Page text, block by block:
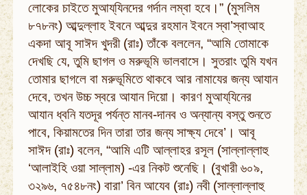
লোকের চাইতে মুআয্‌যিনদের গর্দান লম্বা হবে।” (মুসলিম
৮৭৮নং) আব্দুল্লাহ ইবনে আব্দুর রহমান ইবনে স্বা’স্বাআহ
একদা আবূ সাঈদ খুদরী (রাঃ) তাঁকে বললেন, “আমি তোমাকে
দেখছি যে, তুমি ছাগল ও মরুভূমি ভালবাসে। সুতরাং তুমি যখন
তোমার ছাগলে বা মরুভূমিতে থাকবে আর নামাযের জন্য আযান
দেবে, তখন উচ্চ স্বরে আযান দিয়ো। কারণ মুআয্‌যিনের
আযান ধ্বনি যতদূর পর্যন্ত মানব-দানব ও অন্যান্য বস্তু শুনতে
পাবে, কিয়ামতের দিন তারা তার জন্য সাক্ষ্য দেবে’। আবূ
সাঈদ (রাঃ) বলেন, “আমি এটি আল্লাহর রসূল (সাল্লাল্লাহু
‘আলাইহি ওয়া সাল্লাম) -এর নিকট শুনেছি। (বুখারী ৬০৯,
৩২৯৬, ৭৫৪৮নং) বারা’ বিন আযেব (রাঃ) নবী (সাল্লাল্লাহু